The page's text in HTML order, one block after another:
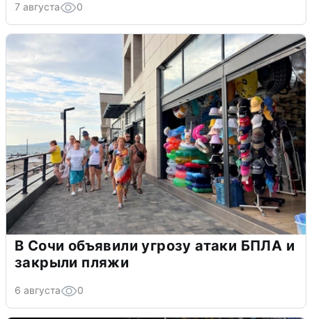
7 августа 0
В Сочи объявили угрозу атаки БПЛА и
закрыли пляжи
6 августа 0